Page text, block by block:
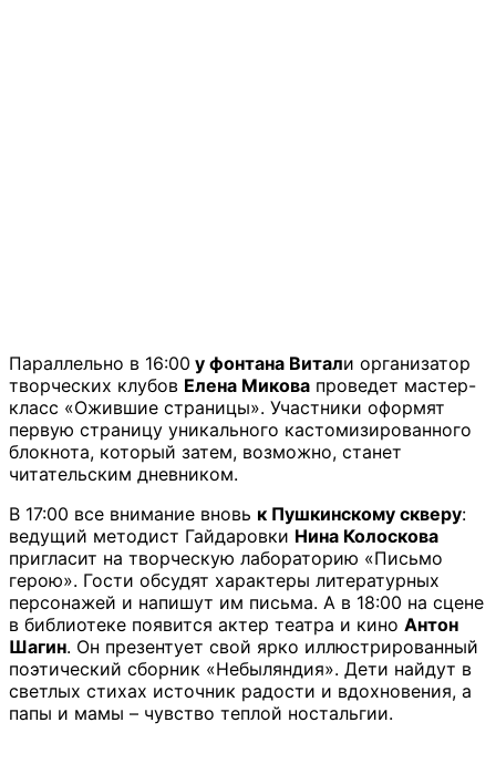
Параллельно в 16:00 у фонтана Витали организатор
творческих клубов Елена Микова проведет мастер-
класс «Ожившие страницы». Участники оформят
первую страницу уникального кастомизированного
блокнота, который затем, возможно, станет
читательским дневником.
В 17:00 все внимание вновь к Пушкинскому скверу:
ведущий методист Гайдаровки Нина Колоскова
пригласит на творческую лабораторию «Письмо
герою». Гости обсудят характеры литературных
персонажей и напишут им письма. А в 18:00 на сцене
в библиотеке появится актер театра и кино Антон
Шагин. Он презентует свой ярко иллюстрированный
поэтический сборник «Небыляндия». Дети найдут в
светлых стихах источник радости и вдохновения, а
папы и мамы – чувство теплой ностальгии.